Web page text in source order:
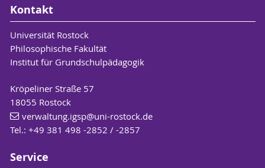
Kontakt
Universität Rostock
Philosophische Fakultät
Institut für Grundschulpädagogik
Kröpeliner Straße 57
18055 Rostock
verwaltung.igsp@uni-rostock.de
Tel.: +49 381 498 -2852 / -2857
Service